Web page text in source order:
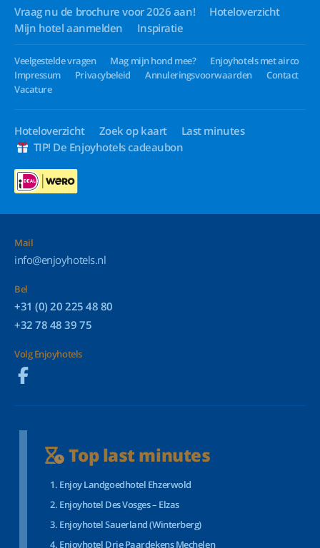
Vraag nu de brochure voor 2026 aan!
Hoteloverzicht
Mijn hotel aanmelden
Inspiratie
Veelgestelde vragen Mag mijn hond mee?
Enjoyhotels met airco
Impressum
Privacybeleid Annuleringsvoorwaarden
Contact
Vacature
Hoteloverzicht Zoek op kaart
Last minutes
TIP! De Enjoyhotels cadeaubon
Mail
info@enjoyhotels.nl
Bel
+31 (0) 20 225 48 80
+32 78 48 39 75
Volg Enjoyhotels
Top last minutes
Enjoy Landgoedhotel Ehzerwold
Enjoyhotel Des Vosges – Elzas
Enjoyhotel Sauerland (Winterberg)
Enjoyhotel Drie Paardekens Mechelen